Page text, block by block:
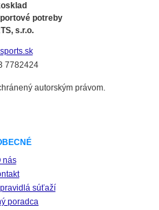
potreby
s.r.o.
7782424
autorským právom.
nás
súťaží
poradca